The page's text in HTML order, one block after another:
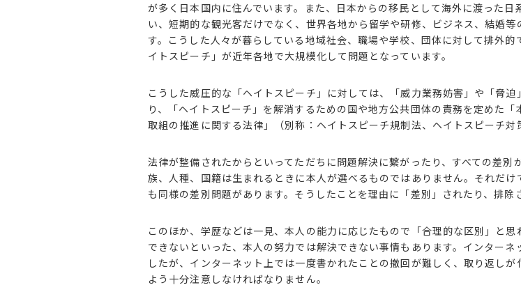
が多く日本国内に住んでいます。また、日本からの移民として海外に渡った
い、短期的な観光客だけでなく、世界各地から留学や研修、ビジネス、結婚
す。こうした人々が暮らしている地域社会、職場や学校、団体に対して排外
イトスピーチ」が近年各地で大規模化して問題となっています。
こうした威圧的な「ヘイトスピーチ」に対しては、「威力業務妨害」や「脅
り、「ヘイトスピーチ」を解消するための国や地方公共団体の責務を定めた
取組の推進に関する法律」（別称：ヘイトスピーチ規制法、ヘイトスピーチ対
法律が整備されたからといってただちに問題解決に繋がったり、すべての差
族、人種、国籍は生まれるときに本人が選べるものではありません。それだ
も同様の差別問題があります。そうしたことを理由に「差別」されたり、排除
このほか、学歴などは一見、本人の能力に応じたもので「合理的な区別」と
できないといった、本人の努力では解決できない事情もあります。インター
したが、インターネット上では一度書かれたことの撤回が難しく、取り返し
よう十分注意しなければなりません。